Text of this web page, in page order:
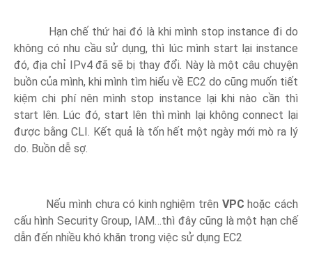
Hạn chế thứ hai đó là khi mình stop instance đi do
không có nhu cầu sử dụng, thì lúc mình start lại instance
đó, địa chỉ IPv4 đã sẽ bị thay đổi. Này là một câu chuyện
buồn của mình, khi mình tìm hiểu về EC2 do cũng muốn tiết
kiệm chi phí nên mình stop instance lại khi nào cần thì
start lên. Lúc đó, start lên thì mình lại không connect lại
được bằng CLI. Kết quả là tốn hết một ngày mới mò ra lý
do. Buồn dễ sợ.
Nếu mình chưa có kinh nghiệm trên VPC hoặc cách
cấu hình Security Group, IAM…thì đây cũng là một hạn chế
dẫn đến nhiều khó khăn trong việc sử dụng EC2